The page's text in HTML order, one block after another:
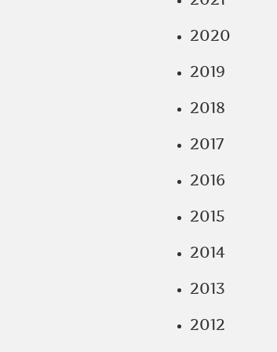
2020
2019
2018
2017
2016
2015
2014
2013
2012